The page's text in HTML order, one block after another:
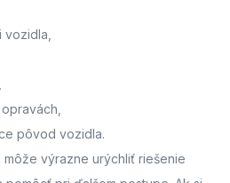
pôvod vozidla.
môže výrazne urýchliť riešenie